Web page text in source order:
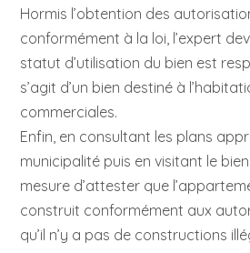
Hormis l’obtention des
conformément à la loi, l’expert
statut d’utilisation du bien est
s’agit d’un bien destiné à
commerciales.
Enfin, en consultant les plans
municipalité puis en visitant le
mesure d’attester que
construit conformément aux
qu’il n’y a pas de constructions